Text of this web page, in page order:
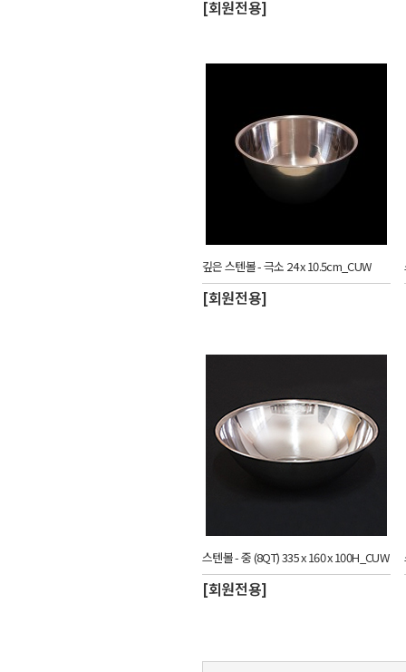
[회원전용]
깊은 스텐볼 - 극소 24 x 10.5cm_CUW
[회원전용]
스텐볼 - 중 (8QT) 335 x 160 x 100H_CUW
[회원전용]